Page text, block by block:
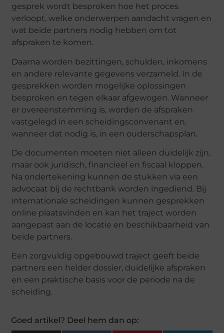
gesprek wordt besproken hoe het proces
verloopt, welke onderwerpen aandacht vragen en
wat beide partners nodig hebben om tot
afspraken te komen.
Daarna worden bezittingen, schulden, inkomens
en andere relevante gegevens verzameld. In de
gesprekken worden mogelijke oplossingen
besproken en tegen elkaar afgewogen. Wanneer
er overeenstemming is, worden de afspraken
vastgelegd in een scheidingsconvenant en,
wanneer dat nodig is, in een ouderschapsplan.
De documenten moeten niet alleen duidelijk zijn,
maar ook juridisch, financieel en fiscaal kloppen.
Na ondertekening kunnen de stukken via een
advocaat bij de rechtbank worden ingediend. Bij
internationale scheidingen kunnen gesprekken
online plaatsvinden en kan het traject worden
aangepast aan de locatie en beschikbaarheid van
beide partners.
Een zorgvuldig opgebouwd traject geeft beide
partners een helder dossier, duidelijke afspraken
en een praktische basis voor de periode na de
scheiding.
Goed artikel? Deel hem dan op: